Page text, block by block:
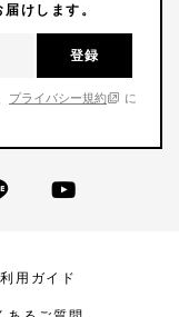
けします。
登録
プライバシー規約
に
用ガイド